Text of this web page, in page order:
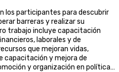
los participantes para descubrir
barreras y realizar su
trabajo incluye capacitación
laborales y de
que mejoran vidas,
capacitación y mejora de
y organización en política